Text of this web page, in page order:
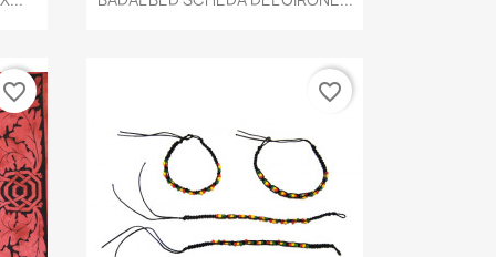
favorite_border favorite_border